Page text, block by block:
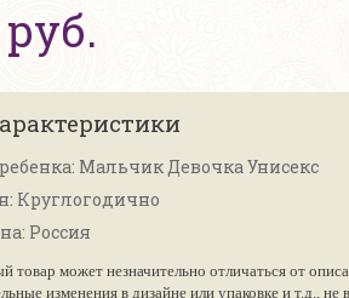
Мальчик Девочка Унисекс
Круглогодично
Россия
товар может незначительно отличаться от
изменения в дизайне или упаковке и т.д.,